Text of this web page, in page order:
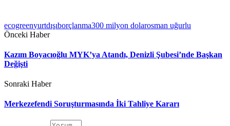
ecogreenyurtdışıborçlanma300 milyon dolarosman uğurlu
Önceki Haber
Kazım Boyacıoğlu MYK’ya Atandı, Denizli Şubesi’nde Başkan
Değişti
Sonraki Haber
Merkezefendi Soruşturmasında İki Tahliye Kararı